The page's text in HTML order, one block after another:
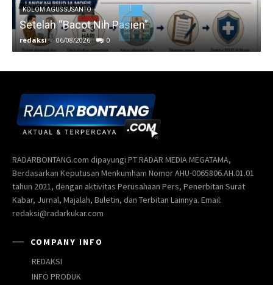
KOLOM AGUS SUSANTO
Setelah “Bacot Nih Pasien”
redaksi - 06/08/2026 0
RADARBONTANG.com dipayungi PT RADAR MEDIA MEGATAMA,
Berdasarkan Keputusan Menkumham Nomor AHU-0065806.AH.01.01
tahun 2021, dengan aktivitas Perusahaan Pers, Penerbitan Surat
Kabar, Jurnal, Majalah, Buletin, dan Terbitan Lainnya. Email:
redaksi@radarkukar.com
COMPANY INFO
REDAKSI
INFO PRODUK